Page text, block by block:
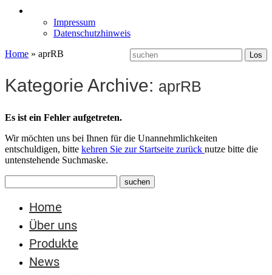
Impressum
Datenschutzhinweis
Home » aprRB
Kategorie Archive: aprRB
Es ist ein Fehler aufgetreten.
Wir möchten uns bei Ihnen für die Unannehmlichkeiten
entschuldigen, bitte kehren Sie zur Startseite zurück nutze bitte die
untenstehende Suchmaske.
Home
Über uns
Produkte
News